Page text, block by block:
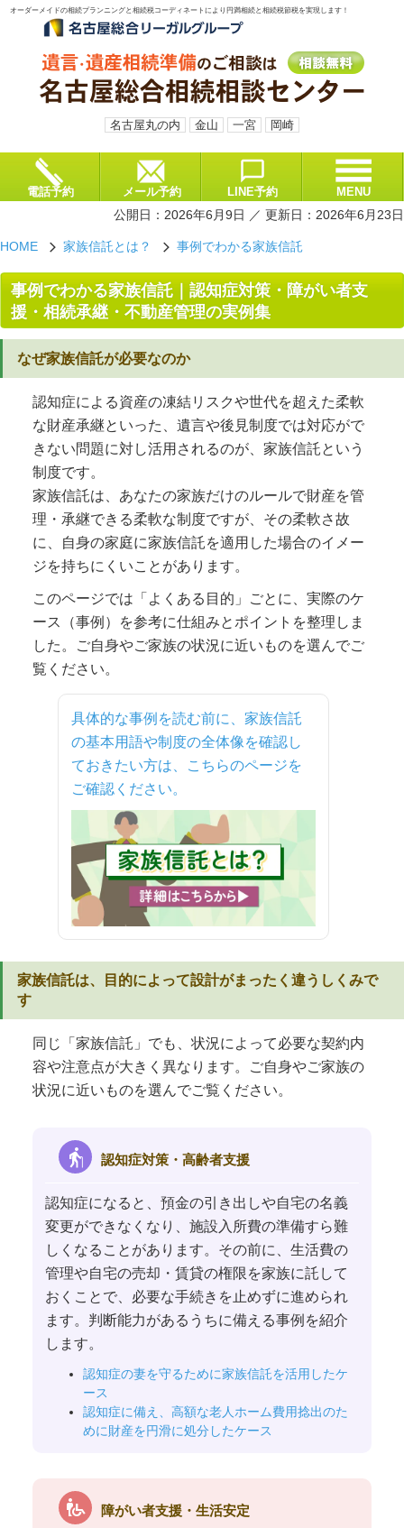
オーダーメイドの相続プランニングと相続税コーディネートにより円満相続と相続税節税を実現します！
名古屋丸の内 金山 一宮 岡崎
電話予約 メール予約 LINE予約 MENU
公開日：2026年6月9日 ／ 更新日：2026年6月23日
HOME arrow_forward_ios 家族信託とは？ arrow_forward_ios 事例でわかる家族信託
事例でわかる家族信託｜認知症対策・障がい者支
援・相続承継・不動産管理の実例集
なぜ家族信託が必要なのか
認知症による資産の凍結リスクや世代を超えた柔軟
な財産承継といった、遺言や後見制度では対応がで
きない問題に対し活用されるのが、家族信託という
制度です。
家族信託は、あなたの家族だけのルールで財産を管
理・承継できる柔軟な制度ですが、その柔軟さ故
に、自身の家庭に家族信託を適用した場合のイメー
ジを持ちにくいことがあります。
このページでは「よくある目的」ごとに、実際のケ
ース（事例）を参考に仕組みとポイントを整理しま
した。ご自身やご家族の状況に近いものを選んでご
覧ください。
具体的な事例を読む前に、家族信託
の基本用語や制度の全体像を確認し
ておきたい方は、こちらのページを
ご確認ください。
家族信託は、目的によって設計がまったく違うしくみで
す
同じ「家族信託」でも、状況によって必要な契約内
容や注意点が大きく異なります。ご自身やご家族の
状況に近いものを選んでご覧ください。
elderly 認知症対策・高齢者支援
認知症になると、預金の引き出しや自宅の名義
変更ができなくなり、施設入所費の準備すら難
しくなることがあります。その前に、生活費の
管理や自宅の売却・賃貸の権限を家族に託して
おくことで、必要な手続きを止めずに進められ
ます。判断能力があるうちに備える事例を紹介
します。
認知症の妻を守るために家族信託を活用したケ
ース
認知症に備え、高額な老人ホーム費用捻出のた
めに財産を円滑に処分したケース
wheelchair_pickup 障がい者支援・生活安定